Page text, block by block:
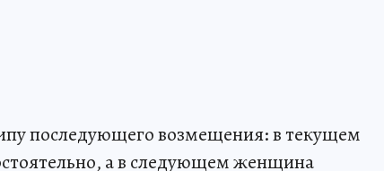
последующего возмещения: в текущем
а в следующем женщина